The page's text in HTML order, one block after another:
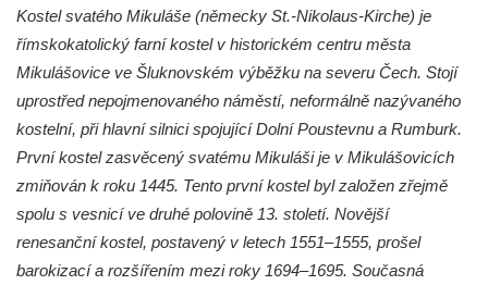
Kaple na křižovatce ulic Budějovická a
Dělnická v Kamenném Újezdě
Bývalý kostel svatých Filipa a Jakuba na
náměstí J. V. Kamarýta ve Velešíně
Kaple na hřbitově ve Velešíně
Márnice na hřbitově ve Velešíně
Kostel svatého Václava ve Velešíně
Kostel svatého Mikuláše (německy St.-Nikolaus-Kirche) je
římskokatolický farní kostel v historickém centru města
Mikulášovice ve Šluknovském výběžku na severu Čech. Stojí
uprostřed nepojmenovaného náměstí, neformálně nazývaného
kostelní, při hlavní silnici spojující Dolní Poustevnu a Rumburk.
První kostel zasvěcený svatému Mikuláši je v Mikulášovicích
zmiňován k roku 1445. Tento první kostel byl založen zřejmě
spolu s vesnicí ve druhé polovině 13. století. Novější
renesanční kostel, postavený v letech 1551–1555, prošel
barokizací a rozšířením mezi roky 1694–1695. Současná